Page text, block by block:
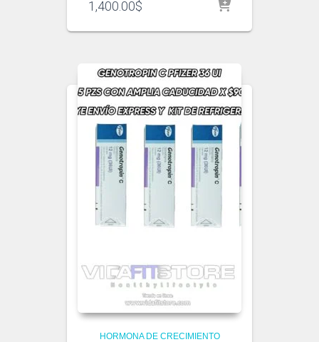
1,400.00$
HORMONA DE CRECIMIENTO